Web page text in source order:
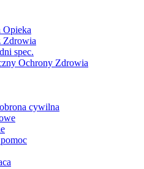
Opieka
Zdrowia
spec.
Ochrony Zdrowia
cywilna